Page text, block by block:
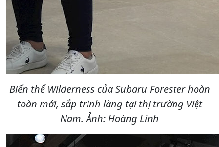
Biến thể Wilderness của Subaru Forester hoàn
toàn mới, sắp trình làng tại thị trường Việt
Nam. Ảnh: Hoàng Linh